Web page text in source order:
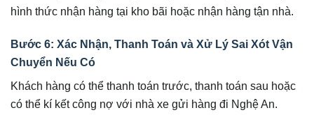
hình thức nhận hàng tại kho bãi hoặc nhận hàng tận nhà.
Bước 6: Xác Nhận, Thanh Toán và Xử Lý Sai Xót Vận
Chuyển Nếu Có
Khách hàng có thể thanh toán trước, thanh toán sau hoặc
có thể kí kết công nợ với nhà xe gửi hàng đi Nghệ An.